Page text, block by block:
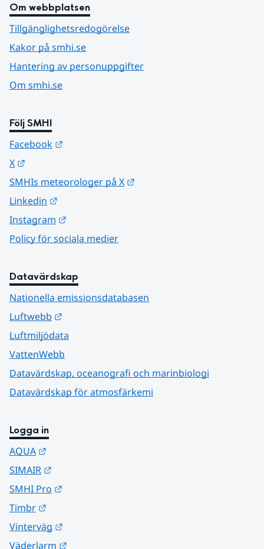
Om webbplatsen
Tillgänglighetsredogörelse
Kakor på smhi.se
Hantering av personuppgifter
Om smhi.se
Följ SMHI
Facebook
X
SMHIs meteorologer på X
Linkedin
Instagram
Policy för sociala medier
Datavärdskap
Nationella emissionsdatabasen
Luftwebb
Luftmiljödata
VattenWebb
Datavärdskap, oceanografi och marinbiologi
Datavärdskap för atmosfärkemi
Logga in
AQUA
SIMAIR
SMHI Pro
Timbr
Vinterväg
Väderlarm